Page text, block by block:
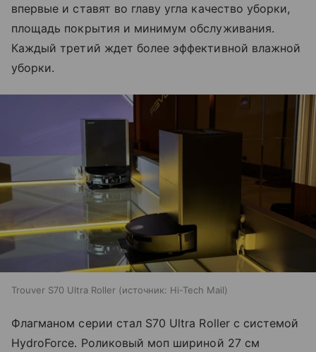
впервые и ставят во главу угла качество уборки,
площадь покрытия и минимум обслуживания.
Каждый третий ждет более эффективной влажной
уборки.
Trouver S70 Ultra Roller источник: Hi-Tech Mail
Флагманом серии стал S70 Ultra Roller с системой
HydroForce. Роликовый моп шириной 27 см